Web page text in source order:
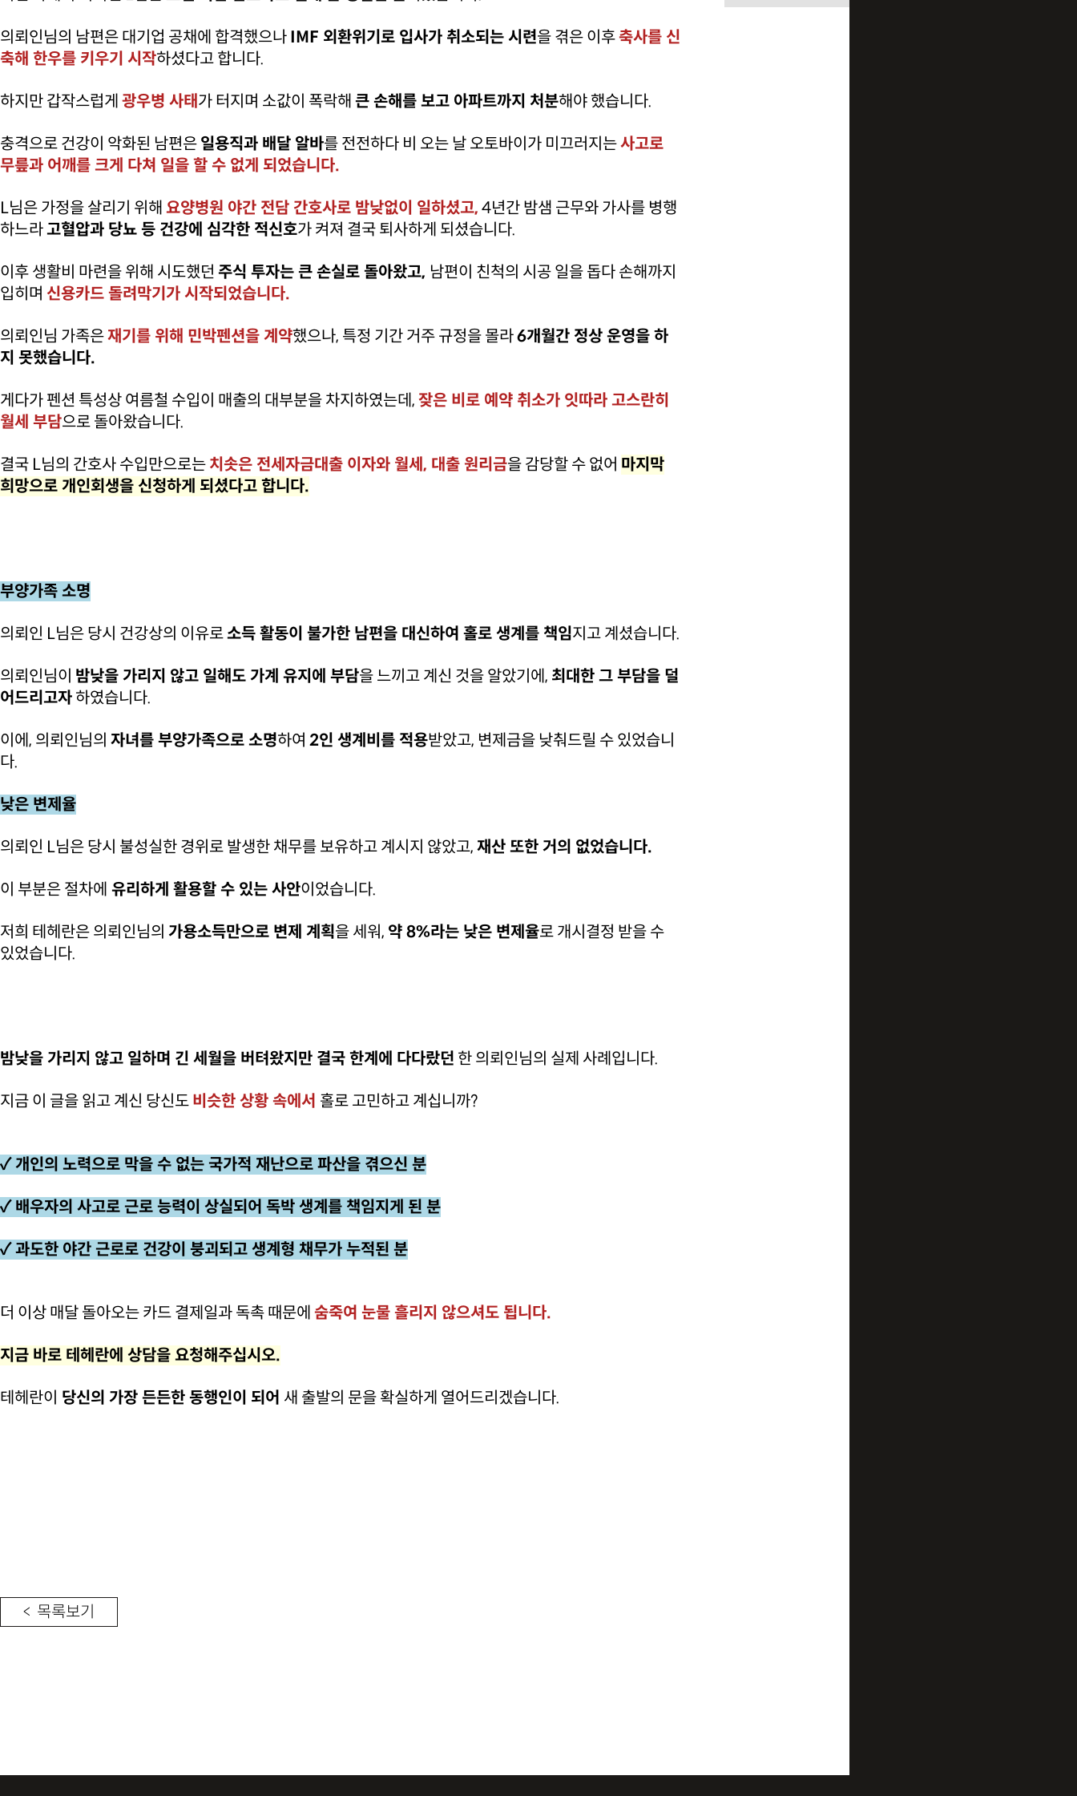
의뢰인님의 남편은 대기업 공채에 합격했으나 IMF 외환위기로 입사가 취소되는 시련을 겪은 이후축사를 신
축해 한우를 키우기 시작하셨다고 합니다.
하지만 갑작스럽게 광우병 사태가 터지며 소값이 폭락해 큰 손해를 보고 아파트까지 처분해야 했습니다.
충격으로 건강이 악화된 남편은 일용직과 배달 알바를 전전하다 비 오는 날 오토바이가 미끄러지는사고로
무릎과 어깨를 크게 다쳐 일을 할 수 없게 되었습니다.
L님은 가정을 살리기 위해 요양병원 야간 전담 간호사로 밤낮없이 일하셨고, 4년간 밤샘 근무와 가사를 병행
하느라고혈압과 당뇨 등 건강에 심각한 적신호가 켜져 결국 퇴사하게 되셨습니다.
이후 생활비 마련을 위해 시도했던 주식 투자는 큰 손실로 돌아왔고, 남편이 친척의 시공 일을 돕다 손해까지
입히며 신용카드 돌려막기가 시작되었습니다.
의뢰인님 가족은재기를 위해 민박펜션을 계약했으나, 특정 기간 거주 규정을 몰라6개월간 정상 운영을 하
지 못했습니다.
게다가 펜션 특성상 여름철 수입이 매출의 대부분을 차지하였는데, 잦은 비로 예약 취소가 잇따라 고스란히
월세 부담으로 돌아왔습니다.
결국 L님의 간호사 수입만으로는 치솟은 전세자금대출 이자와 월세, 대출 원리금을 감당할 수 없어 마지막
희망으로 개인회생을 신청하게 되셨다고 합니다.
부양가족 소명
의뢰인 L님은 당시 건강상의 이유로소득 활동이 불가한 남편을 대신하여 홀로 생계를 책임지고 계셨습니다.
의뢰인님이 밤낮을 가리지 않고 일해도 가계 유지에 부담을 느끼고 계신 것을 알았기에, 최대한 그 부담을 덜
어드리고자 하였습니다.
이에, 의뢰인님의 자녀를 부양가족으로 소명하여 2인 생계비를 적용받았고, 변제금을 낮춰드릴 수 있었습니
다.
낮은 변제율
의뢰인 L님은 당시 불성실한 경위로 발생한 채무를 보유하고 계시지 않았고, 재산 또한 거의 없었습니다.
이 부분은 절차에 유리하게 활용할 수 있는 사안이었습니다.
저희 테헤란은 의뢰인님의 가용소득만으로 변제 계획을 세워, 약 8%라는 낮은 변제율로 개시결정 받을 수
있었습니다.
밤낮을 가리지 않고 일하며 긴 세월을 버텨왔지만 결국 한계에 다다랐던 한 의뢰인님의 실제 사례입니다.
지금 이 글을 읽고 계신 당신도 비슷한 상황 속에서 홀로 고민하고 계십니까?
✓ 개인의 노력으로 막을 수 없는 국가적 재난으로 파산을 겪으신 분
✓ 배우자의 사고로 근로 능력이 상실되어 독박 생계를 책임지게 된 분
✓ 과도한 야간 근로로 건강이 붕괴되고 생계형 채무가 누적된 분
더 이상 매달 돌아오는 카드 결제일과 독촉 때문에 숨죽여 눈물 흘리지 않으셔도 됩니다.
지금 바로 테헤란에 상담을 요청해주십시오.
테헤란이 당신의 가장 든든한 동행인이 되어 새 출발의 문을 확실하게 열어드리겠습니다.
< 목록보기